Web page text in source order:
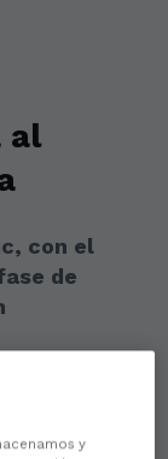
al
con el
de
y